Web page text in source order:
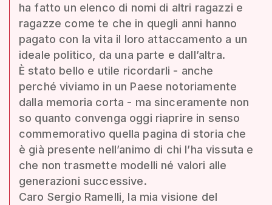
ha fatto un elenco di nomi di altri ragazzi e
ragazze come te che in quegli anni hanno
pagato con la vita il loro attaccamento a un
ideale politico, da una parte e dall’altra.
È stato bello e utile ricordarli - anche
perché viviamo in un Paese notoriamente
dalla memoria corta - ma sinceramente non
so quanto convenga oggi riaprire in senso
commemorativo quella pagina di storia che
è già presente nell’animo di chi l’ha vissuta e
che non trasmette modelli né valori alle
generazioni successive.
Caro Sergio Ramelli, la mia visione del